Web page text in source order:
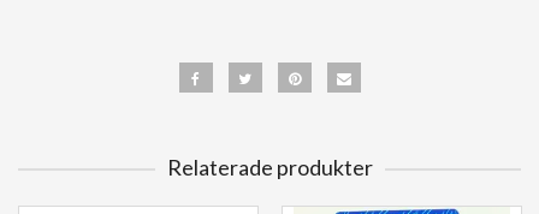
Relaterade produkter